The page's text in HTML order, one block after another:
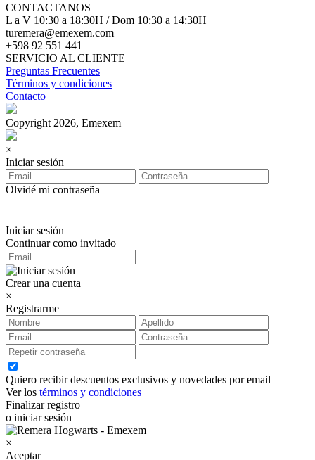
CONTACTANOS
L a V 10:30 a 18:30H / Dom 10:30 a 14:30H
turemera@emexem.com
+598 92 551 441
SERVICIO AL CLIENTE
Preguntas Frecuentes
Términos y condiciones
Contacto
Copyright 2026, Emexem
×
Iniciar sesión
Olvidé mi contraseña
Iniciar sesión
Continuar como invitado
Crear una cuenta
×
Registrarme
Quiero recibir descuentos exclusivos y novedades por email
Ver los términos y condiciones
Finalizar registro
o iniciar sesión
×
Aceptar